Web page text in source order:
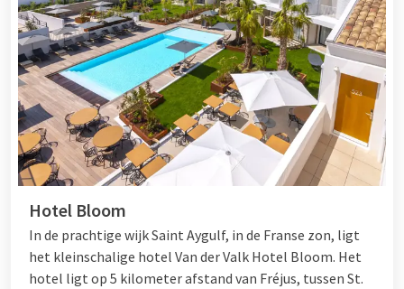
Hotel Bloom
In de prachtige wijk Saint Aygulf, in de Franse zon, ligt
het kleinschalige hotel Van der Valk Hotel Bloom. Het
hotel ligt op 5 kilometer afstand van Fréjus, tussen St.